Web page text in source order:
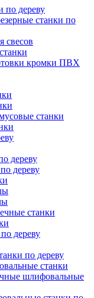
по дереву
станки по
свесов
кромки ПВХ
станки
дереву
дереву
станки
дереву
по дереву
станки
шлифовальные